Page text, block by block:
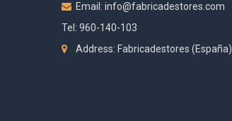
Email: info@fabricadestores.com
Tel: 960-140-103
Address: Fabricadestores (España)